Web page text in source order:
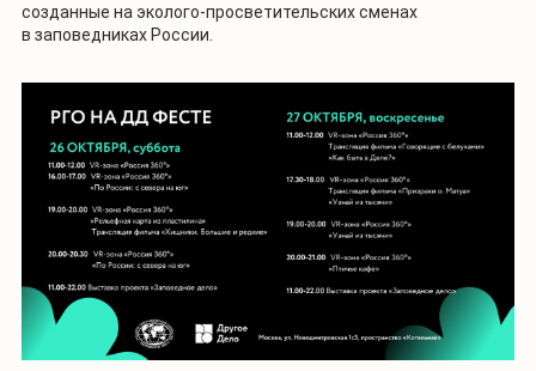
созданные на эколого-просветительских сменах
в заповедниках России.